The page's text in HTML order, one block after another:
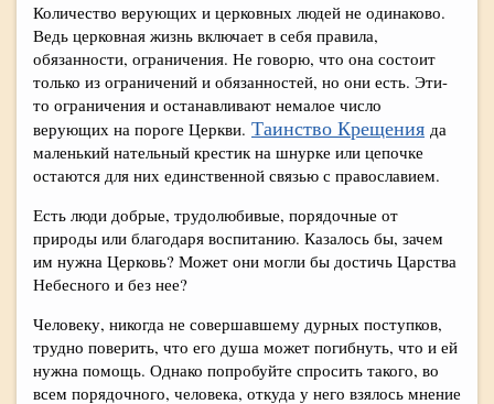
Количество верующих и церковных людей не одинаково.
Ведь церковная жизнь включает в себя правила,
обязанности, ограничения. Не говорю, что она состоит
только из ограничений и обязанностей, но они есть. Эти-
то ограничения и останавливают немалое число
верующих на пороге Церкви. Таинство Крещения да
маленький нательный крестик на шнурке или цепочке
остаются для них единственной связью с православием.
Есть люди добрые, трудолюбивые, порядочные от
природы или благодаря воспитанию. Казалось бы, зачем
им нужна Церковь? Может они могли бы достичь Царства
Небесного и без нее?
Человеку, никогда не совершавшему дурных поступков,
трудно поверить, что его душа может погибнуть, что и ей
нужна помощь. Однако попробуйте спросить такого, во
всем порядочного, человека, откуда у него взялось мнение